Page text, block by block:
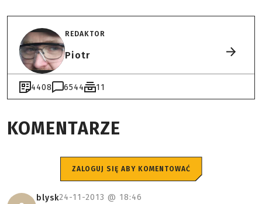
REDAKTOR
Piotr
4408 6544 11
KOMENTARZE
ZALOGUJ SIĘ ABY KOMENTOWAĆ
blysk24-11-2013 @ 18:46